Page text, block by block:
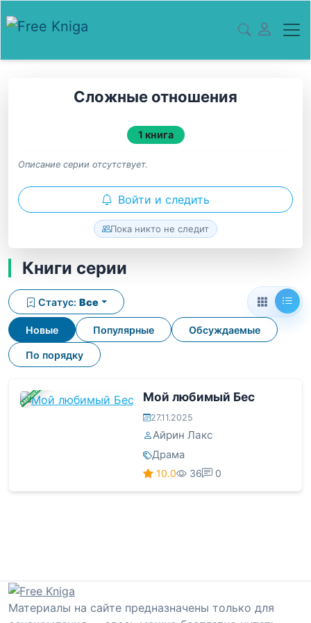
Сложные отношения
1 книга
Описание серии отсутствует.
Войти и следить
Пока никто не следит
Книги серии
Новые Популярные Обсуждаемые
По порядку
Статус: Все
ЗАВЕРШЕНА Мой любимый Бес
27.11.2025
Айрин Лакс
Драма
10.0 36 0
Материалы на сайте предназначены только для